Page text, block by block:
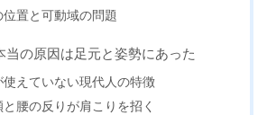
位置と可動域の問題
当の原因は足元と姿勢にあった
使えていない現代人の特徴
腰の反りが肩こりを招く